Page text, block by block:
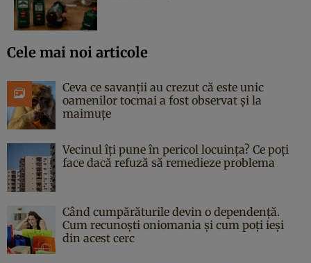
Cele mai noi articole
Ceva ce savanții au crezut că este unic
oamenilor tocmai a fost observat și la
maimuțe
Vecinul îți pune în pericol locuința? Ce poți
face dacă refuză să remedieze problema
Când cumpărăturile devin o dependență.
Cum recunoști oniomania și cum poți ieși
din acest cerc